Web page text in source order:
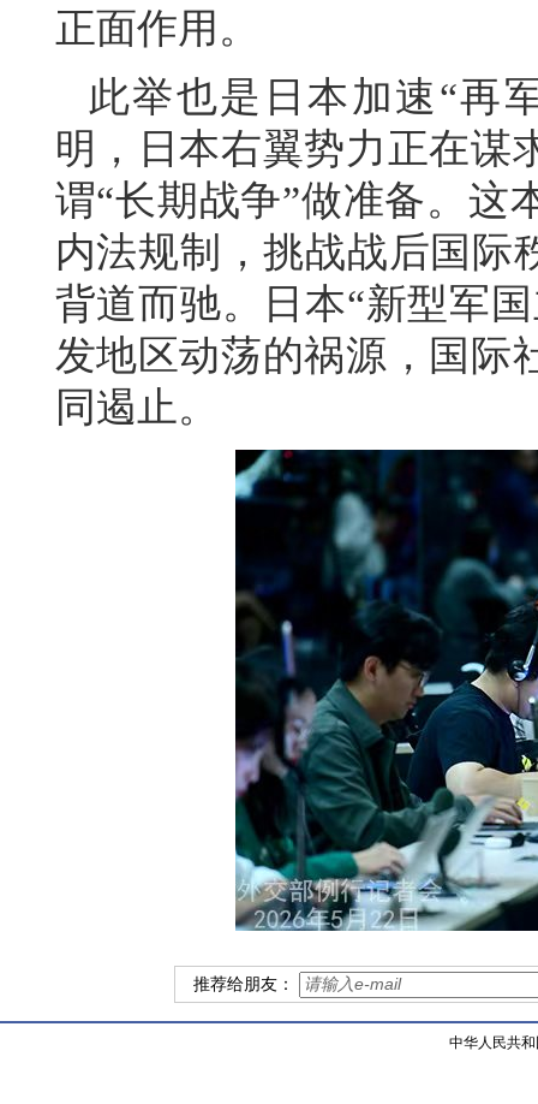
正面作用。
此举也是日本加速“再
明，日本右翼势力正在谋
谓“长期战争”做准备。这
内法规制，挑战战后国际
背道而驰。日本“新型军
发地区动荡的祸源，国际
同遏止。
推荐给朋友：
中华人民共